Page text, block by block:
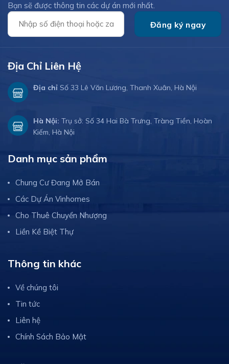
Bạn sẽ được thông tin các dự án mới nhất.
Địa Chỉ Liên Hệ
Địa chỉ Số 33 Lê Văn Lương, Thanh Xuân, Hà Nội
Hà Nội: Trụ sở: Số 34 Hai Bà Trưng, Tràng Tiền, Hoàn
Kiếm, Hà Nội
Danh mục sản phẩm
Chung Cư Đang Mở Bán
Các Dự Án Vinhomes
Cho Thuê Chuyển Nhượng
Liền Kề Biệt Thự
Thông tin khác
Về chúng tôi
Tin tức
Liên hệ
Chính Sách Bảo Mật